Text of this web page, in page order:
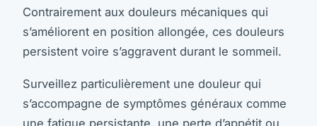
Contrairement aux douleurs mécaniques qui
s’améliorent en position allongée, ces douleurs
persistent voire s’aggravent durant le sommeil.
Surveillez particulièrement une douleur qui
s’accompagne de symptômes généraux comme
une fatigue persistante, une perte d’appétit ou